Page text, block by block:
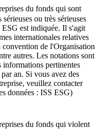
du fonds qui sont
ou très sérieuses
est indiquée. Il s'agit
internationales relatives
de l'Organisation
autres. Les notations sont
informations pertinentes
an. Si vous avez des
veuillez contacter
données : ISS ESG)
du fonds qui violent